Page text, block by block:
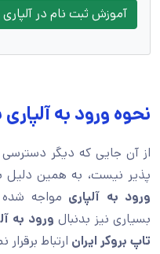
آموزش ثبت نام در آلپاری
نحوه ورود به
از آن جایی که دیگر دسترسی
پذیر نیست، به همین دلیل
ورود به آلپاری مواجه
بسیاری نیز بدنبال ورود به
تاپ بروکر ایران ارتباط